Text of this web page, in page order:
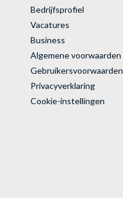
Bedrijfsprofiel
Vacatures
Business
Algemene voorwaarden
Gebruikersvoorwaarden
Privacyverklaring
Cookie-instellingen